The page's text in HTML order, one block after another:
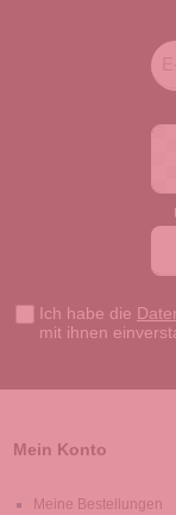
Ich habe die
mit ihnen
Mein Konto
Meine Bestellungen